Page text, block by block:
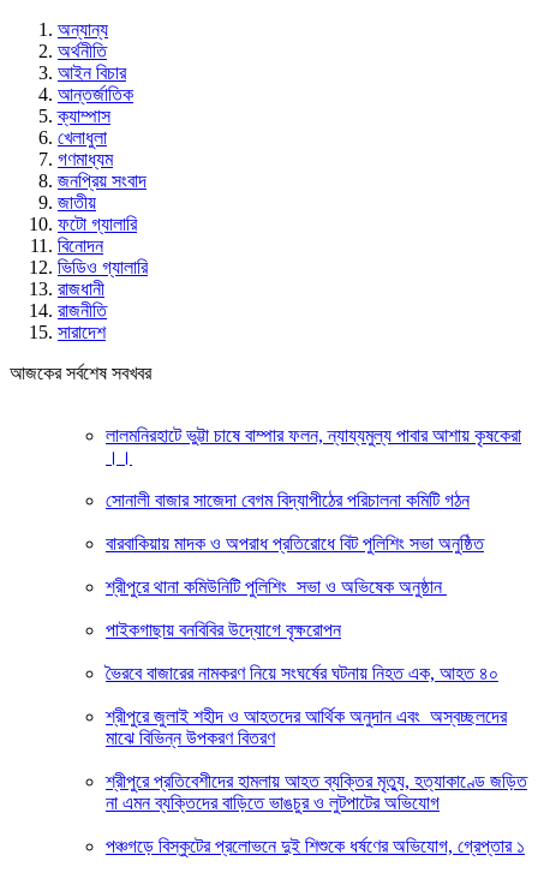
অন্যান্য
অর্থনীতি
আইন বিচার
আন্তর্জাতিক
ক্যাম্পাস
খেলাধুলা
গণমাধ্যম
জনপ্রিয় সংবাদ
জাতীয়
ফটো গ্যালারি
বিনোদন
ভিডিও গ্যালারি
রাজধানী
রাজনীতি
সারাদেশ
আজকের সর্বশেষ সবখবর
লালমনিরহাটে ভুট্টা চাষে বাম্পার ফলন, ন্যায্যমুল্য পাবার আশায় কৃষকেরা
।।
সোনালী বাজার সাজেদা বেগম বিদ্যাপীঠের পরিচালনা কমিটি গঠন
বারবাকিয়ায় মাদক ও অপরাধ প্রতিরোধে বিট পুলিশিং সভা অনুষ্ঠিত
শ্রীপুরে থানা কমিউনিটি পুলিশিং সভা ও অভিষেক অনুষ্ঠান
পাইকগাছায় বনবিবির উদ্যোগে বৃক্ষরোপন
ভৈরবে বাজারের নামকরণ নিয়ে সংঘর্ষের ঘটনায় নিহত এক, আহত ৪০
শ্রীপুরে জুলাই শহীদ ও আহতদের আর্থিক অনুদান এবং অস্বচ্ছলদের
মাঝে বিভিন্ন উপকরণ বিতরণ
শ্রীপুরে প্রতিবেশীদের হামলায় আহত ব্যক্তির মৃত্যু, হত্যাকাণ্ডে জড়িত
না এমন ব্যক্তিদের বাড়িতে ভাঙচুর ও লুটপাটের অভিযোগ
পঞ্চগড়ে বিস্কুটের প্রলোভনে দুই শিশুকে ধর্ষণের অভিযোগ, গ্রেপ্তার ১